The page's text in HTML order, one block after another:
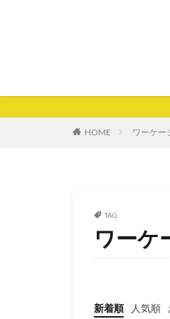
HOME ワーケー
TAG
ワーケ
新着順 人気順